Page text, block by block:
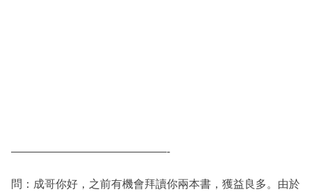
——————————————-
問：成哥你好，之前有機會拜讀你兩本書，獲益良多。由於